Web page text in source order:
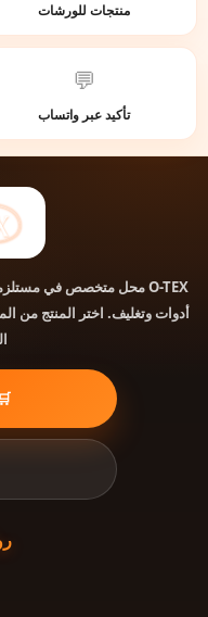
منتجات للورشات
💬
تأكيد عبر واتساب
O-TEXمحل متخصص في
أدوات وتغليف. اختر المنتج من